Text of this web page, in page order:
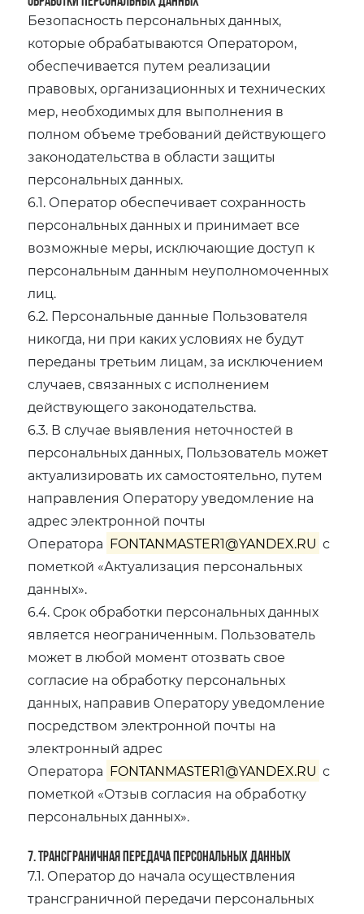
Безопасность персональных данных,
которые обрабатываются Оператором,
обеспечивается путем реализации
правовых, организационных и технических
мер, необходимых для выполнения в
полном объеме требований действующего
законодательства в области защиты
персональных данных.
6.1. Оператор обеспечивает сохранность
персональных данных и принимает все
возможные меры, исключающие доступ к
персональным данным неуполномоченных
лиц.
6.2. Персональные данные Пользователя
никогда, ни при каких условиях не будут
переданы третьим лицам, за исключением
случаев, связанных с исполнением
действующего законодательства.
6.3. В случае выявления неточностей в
персональных данных, Пользователь может
актуализировать их самостоятельно, путем
направления Оператору уведомление на
адрес электронной почты
Оператора FONTANMASTER1@YANDEX.RU с
пометкой «Актуализация персональных
данных».
6.4. Срок обработки персональных данных
является неограниченным. Пользователь
может в любой момент отозвать свое
согласие на обработку персональных
данных, направив Оператору уведомление
посредством электронной почты на
электронный адрес
Оператора FONTANMASTER1@YANDEX.RU с
пометкой «Отзыв согласия на обработку
персональных данных».
7. Трансграничная передача персональных данных
7.1. Оператор до начала осуществления
трансграничной передачи персональных